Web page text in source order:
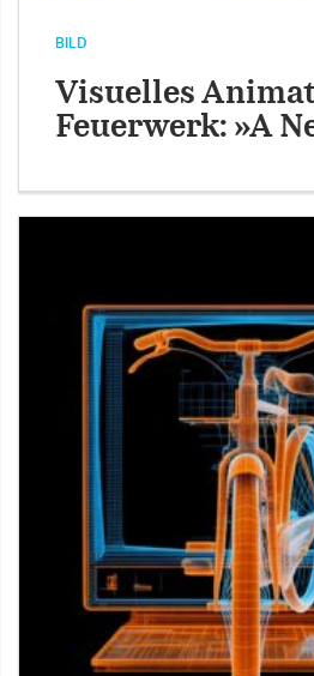
BILD
Visuelles
Feuerwerk: »A